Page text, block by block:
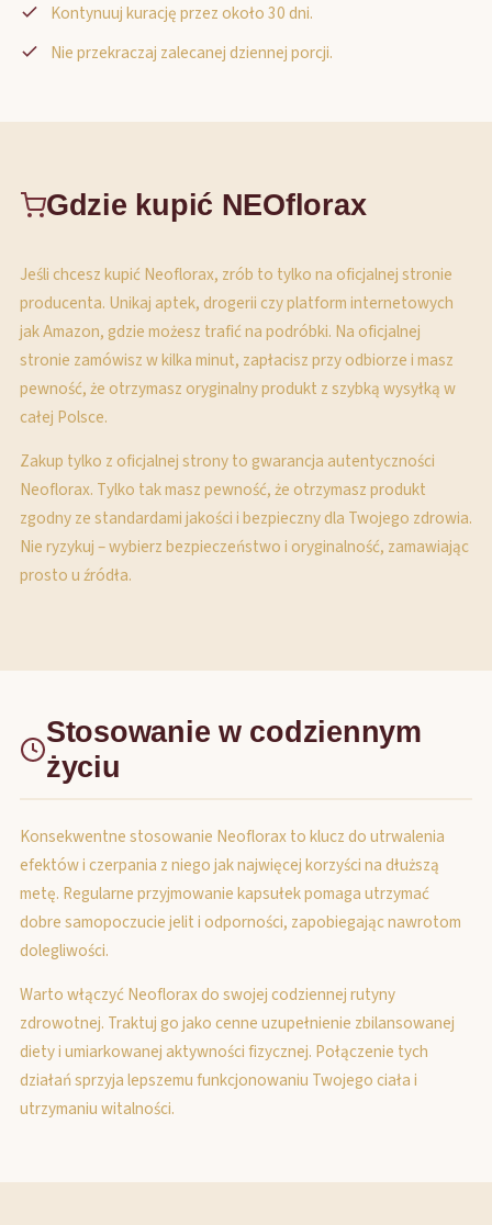
Kontynuuj kurację przez około 30 dni.
Nie przekraczaj zalecanej dziennej porcji.
Gdzie kupić NEOflorax
Jeśli chcesz kupić Neoflorax, zrób to tylko na oficjalnej stronie
producenta. Unikaj aptek, drogerii czy platform internetowych
jak Amazon, gdzie możesz trafić na podróbki. Na oficjalnej
stronie zamówisz w kilka minut, zapłacisz przy odbiorze i masz
pewność, że otrzymasz oryginalny produkt z szybką wysyłką w
całej Polsce.
Zakup tylko z oficjalnej strony to gwarancja autentyczności
Neoflorax. Tylko tak masz pewność, że otrzymasz produkt
zgodny ze standardami jakości i bezpieczny dla Twojego zdrowia.
Nie ryzykuj – wybierz bezpieczeństwo i oryginalność, zamawiając
prosto u źródła.
Stosowanie w codziennym
życiu
Konsekwentne stosowanie Neoflorax to klucz do utrwalenia
efektów i czerpania z niego jak najwięcej korzyści na dłuższą
metę. Regularne przyjmowanie kapsułek pomaga utrzymać
dobre samopoczucie jelit i odporności, zapobiegając nawrotom
dolegliwości.
Warto włączyć Neoflorax do swojej codziennej rutyny
zdrowotnej. Traktuj go jako cenne uzupełnienie zbilansowanej
diety i umiarkowanej aktywności fizycznej. Połączenie tych
działań sprzyja lepszemu funkcjonowaniu Twojego ciała i
utrzymaniu witalności.